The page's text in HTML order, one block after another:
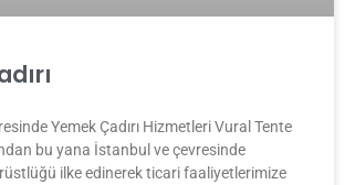
Yemek Çadırı Hizmetleri Vural Tente
bu yana İstanbul ve çevresinde
ilke edinerek ticari faaliyetlerimize